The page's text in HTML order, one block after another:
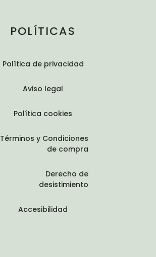
POLÍTICAS
Política de privacidad
Aviso legal
Política cookies
Términos y Condiciones
de compra
Derecho de
desistimiento
Accesibilidad